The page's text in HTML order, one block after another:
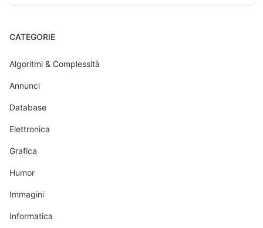
CATEGORIE
Algoritmi & Complessità
Annunci
Database
Elettronica
Grafica
Humor
Immagini
Informatica